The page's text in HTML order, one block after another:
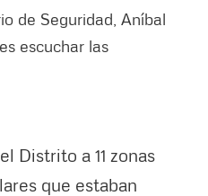
de Seguridad, Aníbal
escuchar las
Distrito a 11 zonas
que estaban